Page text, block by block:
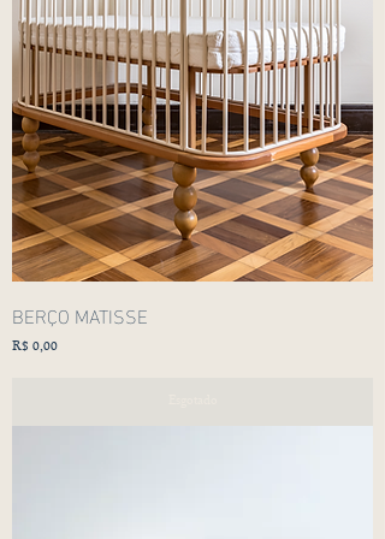
BERÇO MATISSE
Preço
R$ 0,00